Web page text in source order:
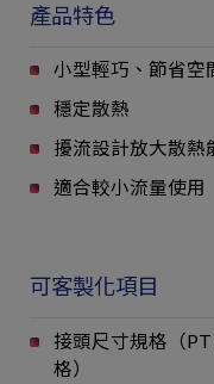
產品特色
小型輕巧、節省空
穩定散熱
擾流設計放大散熱
適合較小流量使用
可客製化項目
接頭尺寸規格（
格）